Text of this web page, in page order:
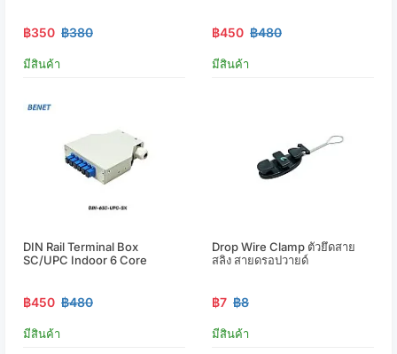
฿350 ฿380
มีสินค้า
฿450 ฿480
มีสินค้า
DIN Rail Terminal Box
SC/UPC Indoor 6 Core
฿450 ฿480
มีสินค้า
Drop Wire Clamp ตัวยึดสาย
สลิง สายดรอปวายด์
฿7 ฿8
มีสินค้า